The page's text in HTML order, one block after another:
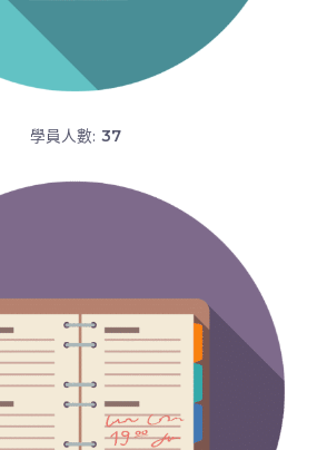
學員人數: 37